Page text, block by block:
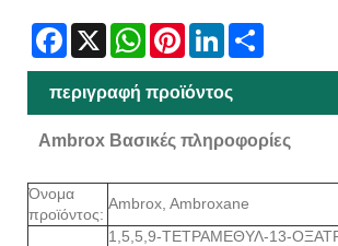
Facebook
X WhatsAppPinterestLinkedIn
περιγραφή προϊόντος
Ambrox Βασικές πληροφορίες
Όνομα
προϊόντος:
Ambrox, Ambroxane
1,5,5,9-ΤΕΤΡΑΜΕΘΥΛ-13-